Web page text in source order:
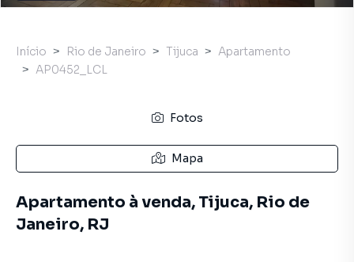
Início Rio de Janeiro Tijuca
Apartamento
AP0452_LCL
Fotos
Mapa
Apartamento à venda, Tijuca, Rio de
Janeiro, RJ